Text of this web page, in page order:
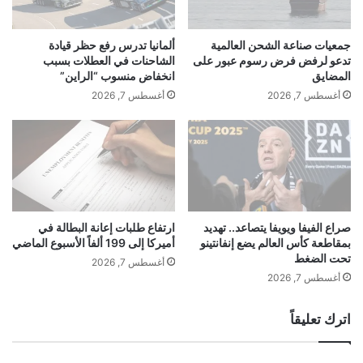
ح
ج
ت
ه
أ
ز
ي
ء
ا
ل
م
ت
ع
م
ل
ة
د
خ
ل
جمعيات صناعة الشحن العالمية
تدعو لرفض فرض رسوم عبور على
المضايق
أغسطس 7, 2026
ألمانيا تدرس رفع حظر قيادة
الشاحنات في العطلات بسبب
انخفاض منسوب “الراين”
أغسطس 7, 2026
صراع الفيفا ويويفا يتصاعد.. تهديد
بمقاطعة كأس العالم يضع إنفانتينو
تحت الضغط
أغسطس 7, 2026
ارتفاع طلبات إعانة البطالة في
أميركا إلى 199 ألفاً الأسبوع الماضي
أغسطس 7, 2026
اترك تعليقاً